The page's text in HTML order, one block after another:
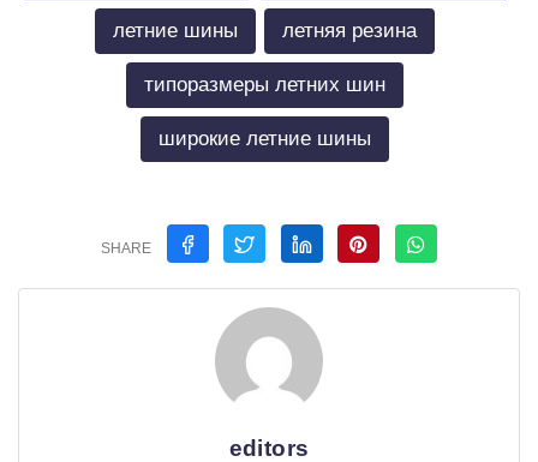
летние шины летняя резина
типоразмеры летних шин
широкие летние шины
SHARE
editors